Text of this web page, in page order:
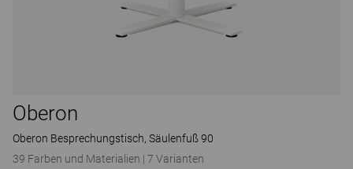
Oberon
Oberon Besprechungstisch, Säulenfuß 90
39 Farben und Materialien | 7 Varianten